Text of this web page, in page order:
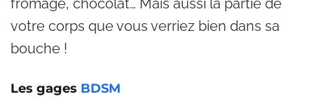
fromage, chocolat… Mais aussi la partie de
votre corps que vous verriez bien dans sa
bouche !
Les gages BDSM